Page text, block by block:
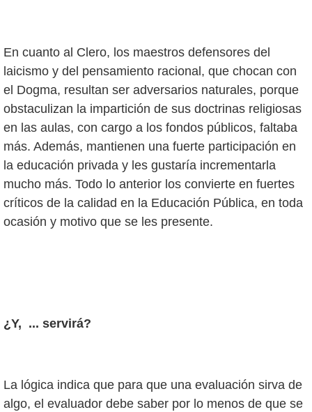
En cuanto al Clero, los maestros defensores del
laicismo y del pensamiento racional, que chocan con
el Dogma, resultan ser adversarios naturales, porque
obstaculizan la impartición de sus doctrinas religiosas
en las aulas, con cargo a los fondos públicos, faltaba
más. Además, mantienen una fuerte participación en
la educación privada y les gustaría incrementarla
mucho más. Todo lo anterior los convierte en fuertes
críticos de la calidad en la Educación Pública, en toda
ocasión y motivo que se les presente.
¿Y, ... servirá?
La lógica indica que para que una evaluación sirva de
algo, el evaluador debe saber por lo menos de que se